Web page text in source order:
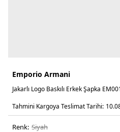
Emporio Armani
Jakarlı Logo Baskılı Erkek Şapka
Tahmini Kargoya Teslimat Tarihi:
Renk: si̇yah